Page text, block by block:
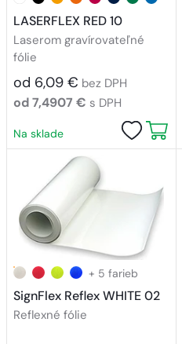
LASERFLEX RED 10
Laserom gravírovateľné
fólie
od 6,09 € bez DPH
od 7,4907 € s DPH
Na sklade
+ 5 farieb
SignFlex Reflex WHITE 02
Reflexné fólie